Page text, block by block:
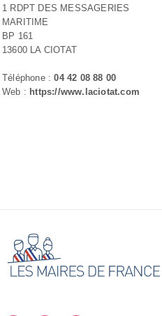
1 RDPT DES MESSAGERIES
MARITIME
BP 161
13600 LA CIOTAT
Téléphone :04 42 08 88 00
Web : https://www.laciotat.com